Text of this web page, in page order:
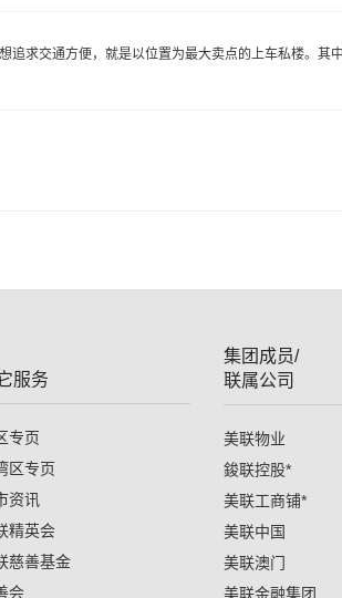
求交通方便，就是以位置为最大卖点的上车私楼。其
服务
专页
区专页
资讯
精英会
慈善基金
会
集团成员/
联属公司
美联物业
鋑联控股*
美联工商铺*
美联中国
美联澳门
美联金融集团